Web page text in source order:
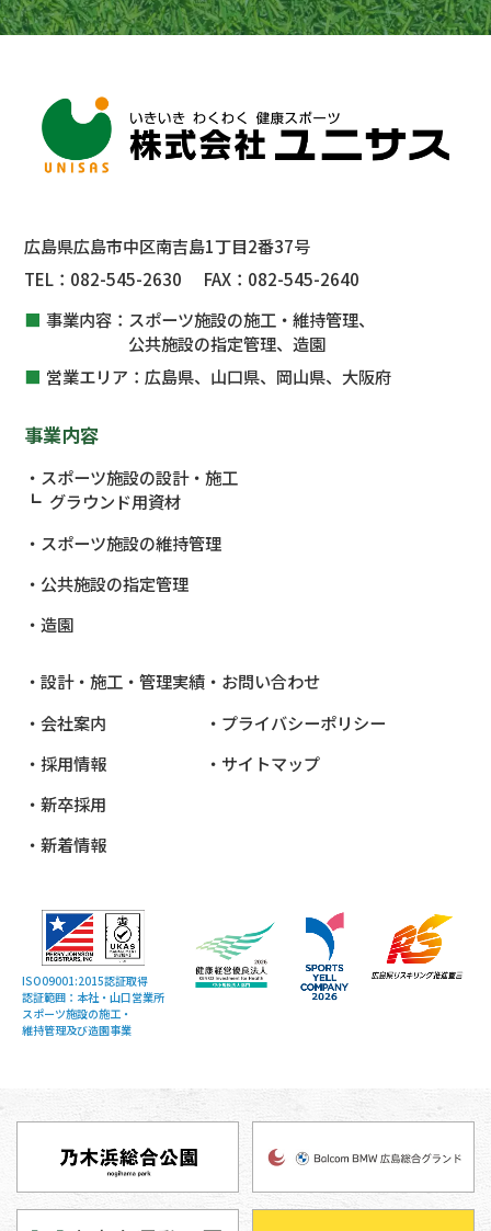
広島県広島市中区南吉島1丁目2番37号
TEL： 082-545-2630 FAX： 082-545-2640
事業内容： スポーツ施設の施工・維持管理、
公共施設の指定管理、 造園
営業エリア： 広島県、山口県、岡山県、大阪府
事業内容
スポーツ施設の設計・施工
グラウンド用資材
スポーツ施設の維持管理
公共施設の指定管理
造園
設計・施工・管理実績
会社案内
採用情報
新卒採用
新着情報
お問い合わせ
プライバシーポリシー
サイトマップ
ISO09001:2015認証取得
認証範囲：本社・山口営業所
スポーツ施設の施工・
維持管理及び造園事業